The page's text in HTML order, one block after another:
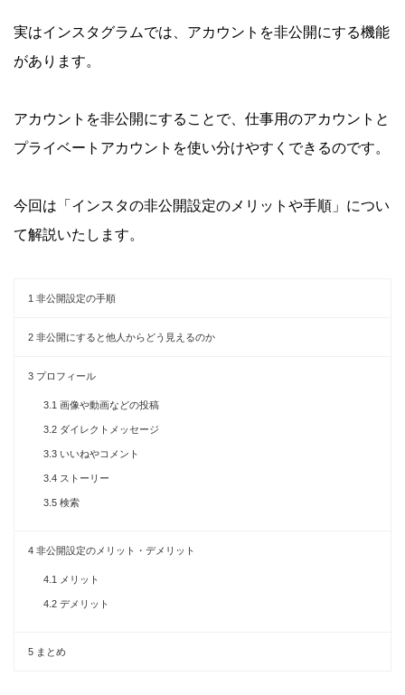
実はインスタグラムでは、アカウントを非公開にする機能
があります。
アカウントを非公開にすることで、仕事用のアカウントと
プライベートアカウントを使い分けやすくできるのです。
今回は「インスタの非公開設定のメリットや手順」につい
て解説いたします。
1 非公開設定の手順
2 非公開にすると他人からどう見えるのか
3 プロフィール
3.1 画像や動画などの投稿
3.2 ダイレクトメッセージ
3.3 いいねやコメント
3.4 ストーリー
3.5 検索
4 非公開設定のメリット・デメリット
4.1 メリット
4.2 デメリット
5 まとめ